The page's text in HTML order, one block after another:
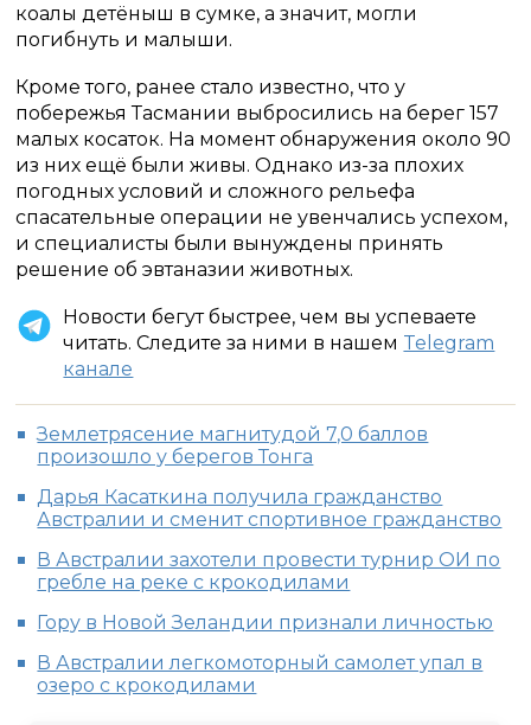
коалы детёныш в сумке, а значит, могли
погибнуть и малыши.
Кроме того, ранее стало известно, что у
побережья Тасмании выбросились на берег 157
малых косаток. На момент обнаружения около 90
из них ещё были живы. Однако из-за плохих
погодных условий и сложного рельефа
спасательные операции не увенчались успехом,
и специалисты были вынуждены принять
решение об эвтаназии животных.
Новости бегут быстрее, чем вы успеваете
читать. Следите за ними в нашем Telegram
канале
Землетрясение магнитудой 7,0 баллов
произошло у берегов Тонга
Дарья Касаткина получила гражданство
Австралии и сменит спортивное гражданство
В Австралии захотели провести турнир ОИ по
гребле на реке с крокодилами
Гору в Новой Зеландии признали личностью
В Австралии легкомоторный самолет упал в
озеро с крокодилами